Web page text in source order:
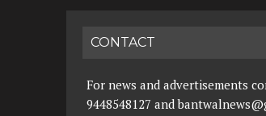
CONTACT
For news and advertisements
9448548127 and